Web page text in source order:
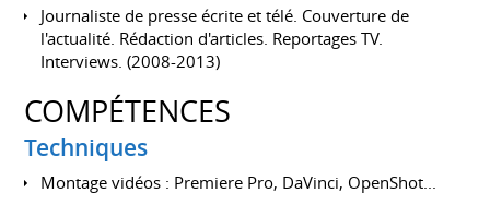
Journaliste de presse écrite et télé. Couverture de
l'actualité. Rédaction d'articles. Reportages TV.
Interviews. (2008-2013)
COMPÉTENCES
Techniques
Montage vidéos : Premiere Pro, DaVinci, OpenShot...